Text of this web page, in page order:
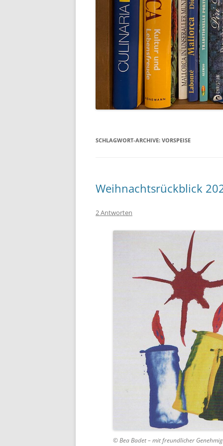
SCHLAGWORT-ARCHIVE: VORSPEISE
Weihnachtsrückblick
2 Antworten
© Bea Badet – mit freundlicher